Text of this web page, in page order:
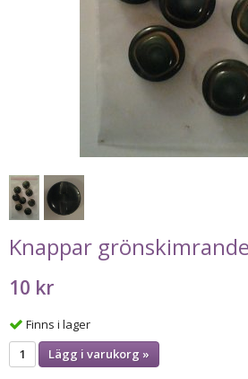
Knappar
10 kr
Finns i lager
Lägg i varukorg »